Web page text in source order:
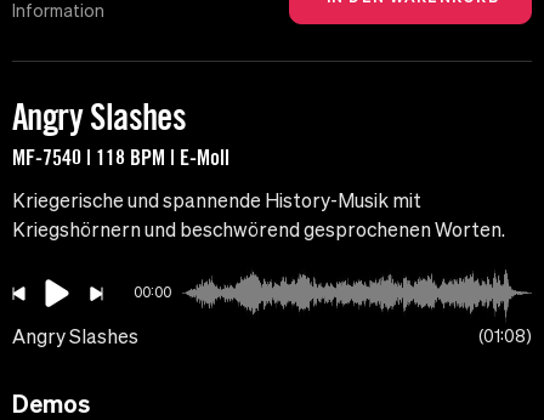
Information
Angry Slashes
MF-7540 | 118 BPM | E-Moll
Kriegerische und spannende History-Musik mit
Kriegshörnern und beschwörend gesprochenen Worten.
00:00
Angry Slashes 01:08
Demos